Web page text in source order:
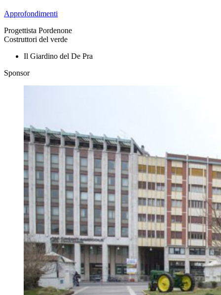
Approfondimenti
Progettista Pordenone
Costruttori del verde
Il Giardino del De Pra
Sponsor